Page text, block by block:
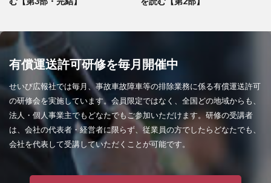
有償運送許可研修を毎月開催中
せいび広報社では毎月、事故車故障車等の排除業務に係る有償運送許可
の研修会を実施しています。会員限定ではなく、全国どの地域からも、
法人・個人事業主でもどなたでもご参加いただけます。研修の受講者
は、会社の代表者・経営者に限らず、従業員の方でしたらどなたでも、
会社を代表して受講していただくことが可能です。